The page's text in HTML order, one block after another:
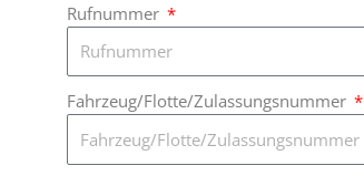
Rufnummer
Fahrzeug/Flotte/Zulassungsnummer